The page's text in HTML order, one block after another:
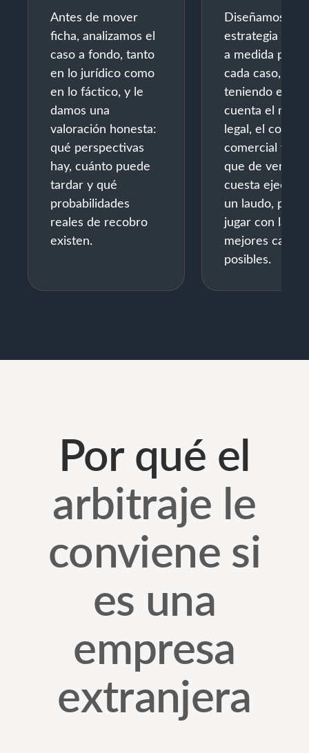
Antes de mover
ficha, analizamos el
caso a fondo, tanto
en lo jurídico como
en lo fáctico, y le
damos una
valoración honesta:
qué perspectivas
hay, cuánto puede
tardar y qué
probabilidades
reales de recobro
existen.
Diseñamos una
estrategia
a medida para
cada caso,
teniendo en
cuenta el
legal, el
comercial y lo
que de verdad
cuesta ejecutar
un laudo, para
jugar con las
mejores cartas
posibles.
Por qué el
arbitraje le
conviene si
es una
empresa
extranjera